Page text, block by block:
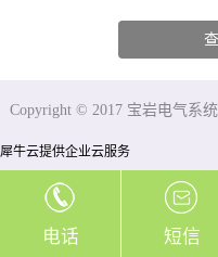
Copyright © 2017 宝岩电气系
犀牛云提供企业云服务
电话 短信